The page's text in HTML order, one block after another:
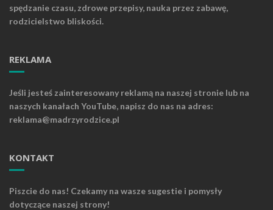
spędzanie czasu, zdrowe przepisy, nauka przez zabawę,
rodzicielstwo bliskości.
REKLAMA
Jeśli jesteś zainteresowany reklamą na naszej stronie lub na
naszych kanałach YouTube, napisz do nas na adres:
reklama@madrzyrodzice.pl
KONTAKT
Piszcie do nas! Czekamy na wasze sugestie i pomysły
dotyczące naszej strony!